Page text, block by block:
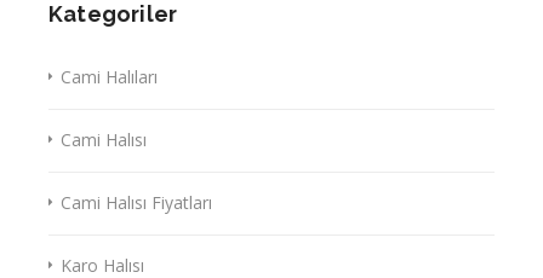
Kategoriler
Cami Halıları
Cami Halısı
Cami Halısı Fiyatları
Karo Halısı